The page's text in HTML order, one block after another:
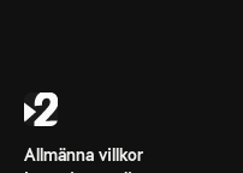
Allmänna villkor